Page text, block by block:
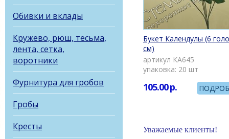
Обивки и вклады
Кружево, рюш, тесьма,
лента, сетка,
воротники
Фурнитура для гробов
Гробы
Кресты
Букет Календулы (6
см)
артикул КА645
упаковка: 20 шт
105.00р.
Уважаемые клиенты!